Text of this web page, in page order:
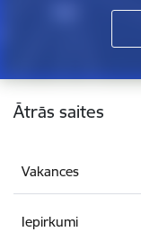
Kājene
Ātrās saites
Vakances
Iepirkumi